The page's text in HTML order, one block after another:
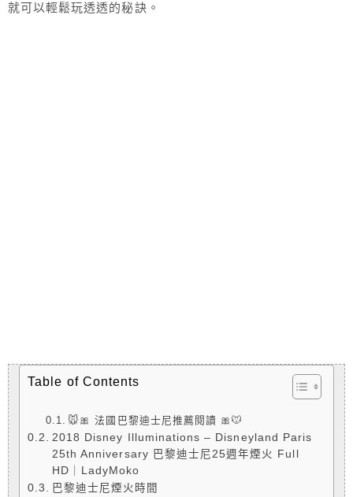
就可以輕鬆玩透透的秘訣。
Table of Contents
🐭🎀 法國巴黎迪士尼推薦閱讀 🎀🐭
2018 Disney Illuminations – Disneyland Paris
25th Anniversary 巴黎迪士尼25週年煙火 Full
HD｜LadyMoko
巴黎迪士尼煙火時間